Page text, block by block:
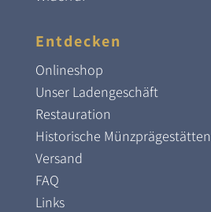
Entdecken
Onlineshop
Unser Ladengeschäft
Restauration
Historische Münzprägestätten
Versand
FAQ
Links